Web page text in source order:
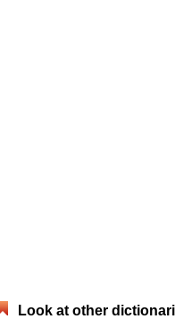
Look at other